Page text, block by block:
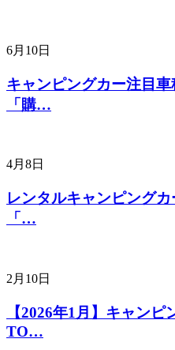
6月10日
キャンピングカー注目車
「購…
4月8日
レンタルキャンピング
「…
2月10日
【2026年1月】キャン
TO…